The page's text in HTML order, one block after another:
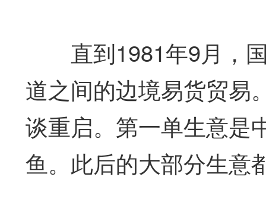
直到1981年9月，国
道之间的边境易货贸易
谈重启。第一单生意是
鱼。此后的大部分生意